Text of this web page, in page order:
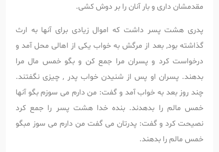
مقدمشان داری و بار آنان را بر دوش کشی.
پدری هشت پسر داشت که اموال زیادی برای آنها به ارث
گذاشته بود, بعد از مرگش به خواب یکی از اهالی محل آمد و
درخواست کرد و پسران مرا جمع کن و بگو خمس مال مرا
بدهند. پسران او پس از شنیدن خواب پدر , چیزی نگفتند.
چند روز بعد به خواب آمد و گفت: من دارم می سوزم بگو آنها
خمس مالم را بدهدند. بنده خدا هشت پسر را جمع کرد
نصیحت کرد و گفت: پدرتان می گفت من دارم می سوز مبگو
خمس مالم را بدهند.